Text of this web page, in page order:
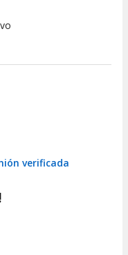
verificada